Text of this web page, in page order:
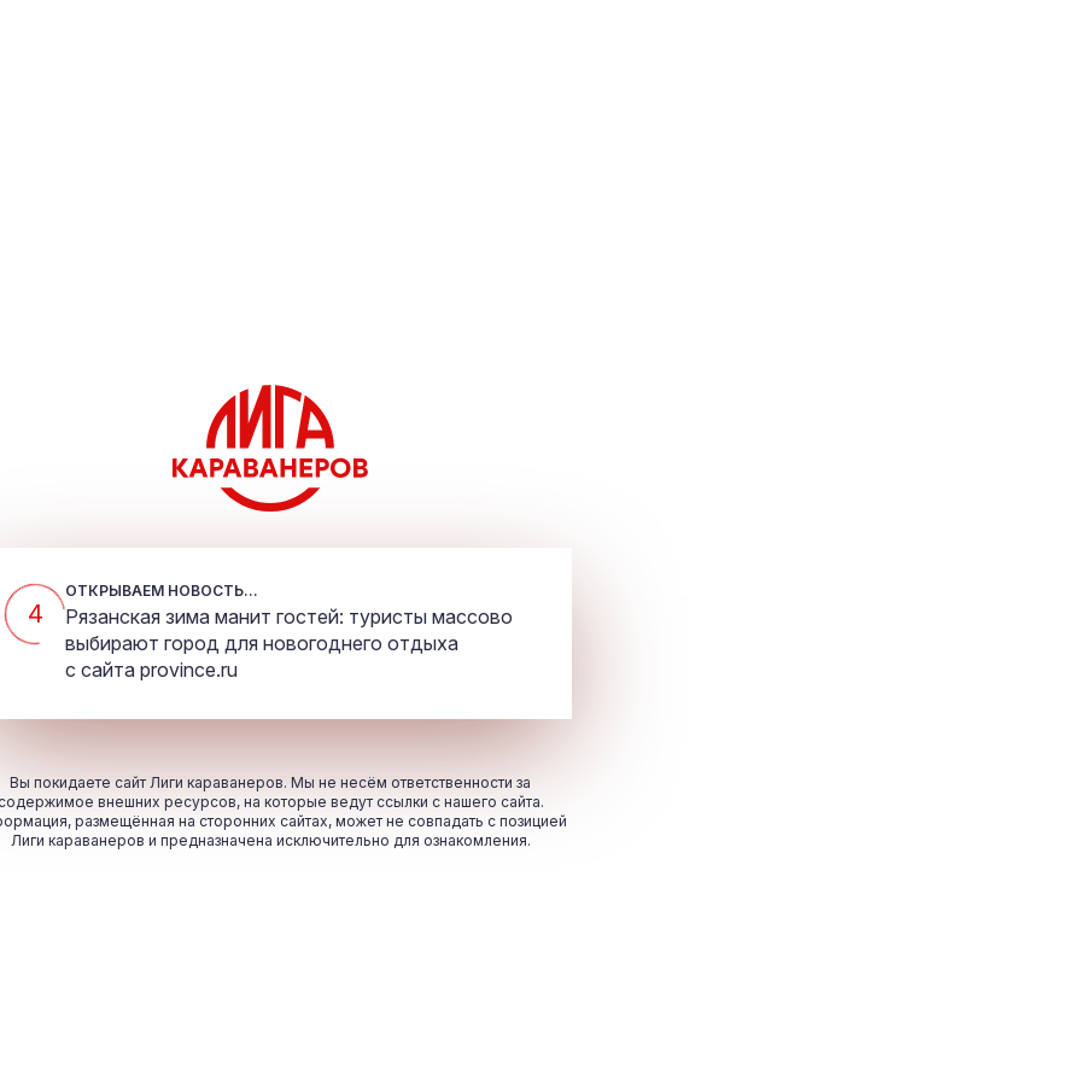
4
ОТКРЫВАЕМ НОВОСТЬ...
Рязанская зима манит гостей: туристы массово
выбирают город для новогоднего отдыха
с сайта province.ru
Вы покидаете сайт Лиги караванеров. Мы не несём ответственности за
внешних ресурсов, на которые ведут ссылки с нашего сайта.
размещённая на сторонних сайтах, может не совпадать с позицией
Лиги караванеров и предназначена исключительно для ознакомления.